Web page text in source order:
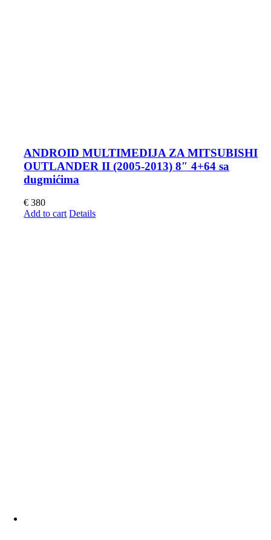
ANDROID MULTIMEDIJA ZA MITSUBISHI
OUTLANDER II (2005-2013) 8″ 4+64 sa
dugmićima
€ 380
Add to cart Details